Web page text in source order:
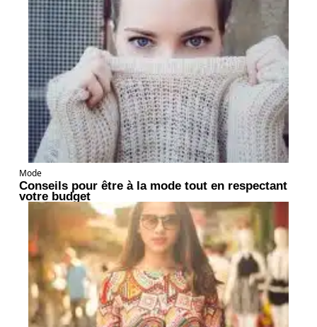
Mode
Conseils pour être à la mode tout en respectant
votre budget